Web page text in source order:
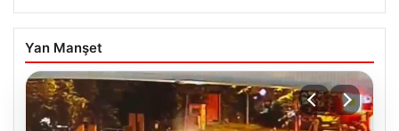
Yan Manşet